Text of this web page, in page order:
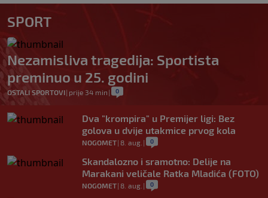
SPORT
Nezamisliva tragedija: Sportista
preminuo u 25. godini
OSTALI SPORTOVI| prije 34 min | 0
Dva "krompira" u Premijer ligi: Bez
golova u dvije utakmice prvog kola
NOGOMET| 8. aug. | 0
Skandalozno i sramotno: Delije na
Marakani veličale Ratka Mladića (FOTO)
NOGOMET| 8. aug. | 0